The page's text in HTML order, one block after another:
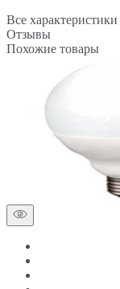
Все характеристики
Отзывы
Похожие товары